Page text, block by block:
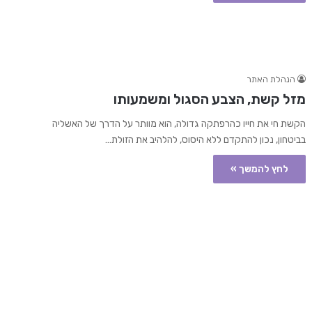
הנהלת האתר
מזל קשת, הצבע הסגול ומשמעותו
הקשת חי את חייו כהרפתקה גדולה, הוא מוותר על הדרך של האשליה
בביטחון, נכון להתקדם ללא היסוס, להלהיב את הזולת…
לחץ להמשך »